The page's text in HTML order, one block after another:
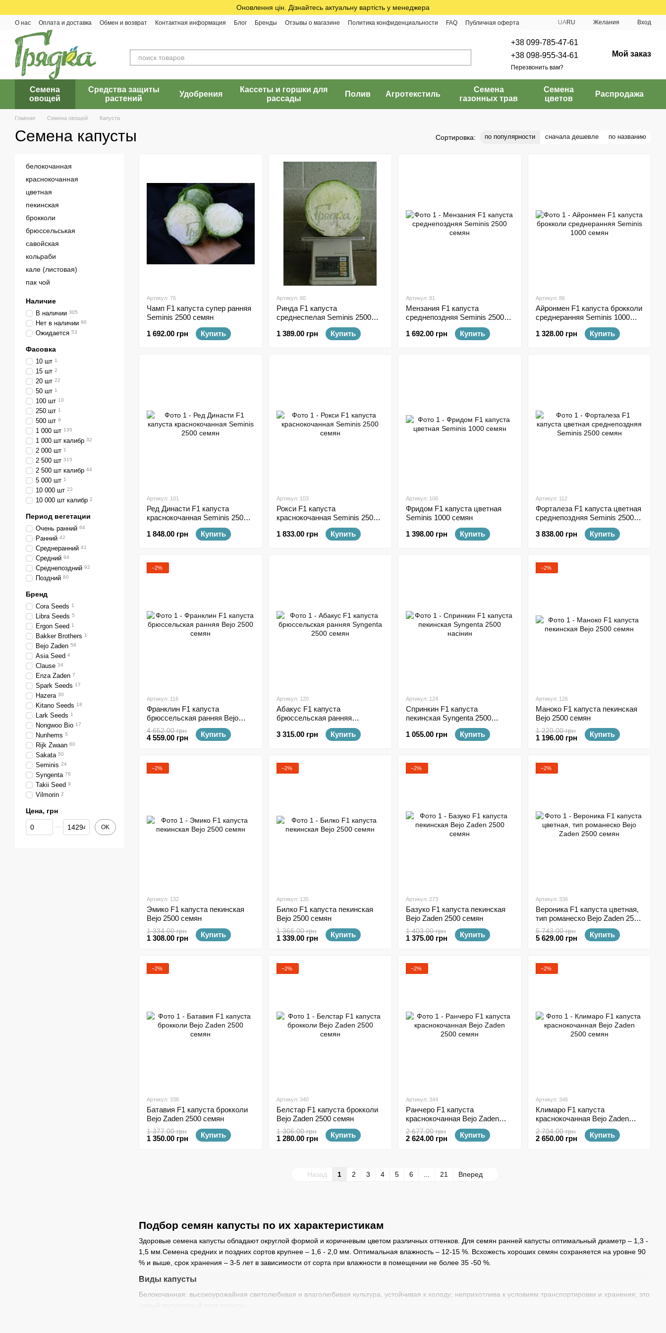
Оновлення цін. Дізнайтесь актуальну вартість у менеджера
О нас Оплата и доставка Обмен и возврат Контактная информация Блог Бренды Отзывы о магазине Политика конфиденциальности FAQ Публичная оферта UARU Желания Вход
+38 099-785-47-61
+38 098-955-34-61
Перезвонить вам?
Мой заказ
Семена
овощей
Средства защиты
растений
Удобрения
Кассеты и горшки для
рассады
Полив Агротекстиль
Семена
газонных трав
Семена
цветов
Распродажа
Главная Семена овощей Капуста
Семена капусты Сортировка: по популярности сначала дешевле по названию
Подбор семян капусты по их характеристикам
Здоровые семена капусты обладают округлой формой и коричневым цветом различных оттенков. Для семян ранней капусты оптимальный диаметр – 1,3 -
1,5 мм.Семена средних и поздних сортов крупнее – 1,6 - 2,0 мм. Оптимальная влажность – 12-15 %. Всхожесть хороших семян сохраняется на уровне 90
% и выше, срок хранения – 3-5 лет в зависимости от сорта при влажности в помещении не более 35 -50 %.
Виды капусты
Белокочанная: высокоурожайная светолюбивая и влаголюбивая культура, устойчивая к холоду; неприхотлива к условиям транспортировки и хранения; это
Артикул: 76
Чамп F1 капуста супер ранняя
Seminis 2500 семян
1 692.00 грн
Купить
Артикул: 80
Ринда F1 капуста
среднеспелая Seminis 2500
1 389.00 грн
Купить
Артикул: 81
Мензания F1 капуста
среднепоздняя Seminis 2500
1 692.00 грн
Купить
Артикул: 86
Айронмен F1 капуста брокколи
среднеранняя Seminis 1000
1 328.00 грн
Купить
Артикул: 101
Ред Династи F1 капуста
краснокочанная Seminis 2500
1 848.00 грн
Купить
Артикул: 103
Рокси F1 капуста
краснокочанная Seminis 2500
1 833.00 грн
Купить
Артикул: 106
Фридом F1 капуста цветная
Seminis 1000 семян
1 398.00 грн
Купить
Артикул: 112
Форталеза F1 капуста цветная
среднепоздняя Seminis 2500
3 838.00 грн
Купить
−2%
Артикул: 116
Франклин F1 капуста
брюссельская ранняя Bejo
2500 семян
4 652.00 грн
4 559.00 грн Купить
Артикул: 120
Абакус F1 капуста
брюссельская ранняя
Syngenta 2500 семян
3 315.00 грн
Купить
Артикул: 124
Спринкин F1 капуста
пекинская Syngenta 2500
1 055.00 грн
Купить
−2%
Артикул: 126
Маноко F1 капуста пекинская
Bejo 2500 семян
1 220.00 грн
1 196.00 грн Купить
−2%
Артикул: 132
Эмико F1 капуста пекинская
Bejo 2500 семян
1 334.00 грн
1 308.00 грн Купить
−2%
Артикул: 135
Билко F1 капуста пекинская
Bejo 2500 семян
1 366.00 грн
1 339.00 грн Купить
−2%
Артикул: 273
Базуко F1 капуста пекинская
Bejo Zaden 2500 семян
1 403.00 грн
1 375.00 грн Купить
−2%
Артикул: 336
Вероника F1 капуста цветная,
тип романеско Bejo Zaden 2500
семян
5 743.00 грн
5 629.00 грн Купить
−2%
Артикул: 338
Батавия F1 капуста брокколи
Bejo Zaden 2500 семян
1 377.00 грн
1 350.00 грн Купить
−2%
Артикул: 340
Белстар F1 капуста брокколи
Bejo Zaden 2500 семян
1 306.00 грн
1 280.00 грн Купить
−2%
Артикул: 344
Ранчеро F1 капуста
краснокочанная Bejo Zaden
2500 семян
2 677.00 грн
2 624.00 грн Купить
−2%
Артикул: 346
Климаро F1 капуста
краснокочанная Bejo Zaden
2500 семян
2 704.00 грн
2 650.00 грн Купить
Назад 1 2 3 4 5 6 21 Вперед
белокочанная
краснокочанная
цветная
пекинская
брокколи
брюссельськая
савойская
кольраби
кале (листовая)
пак чой
Наличие
В наличии 305
Нет в наличии 90
Ожидается 53
Фасовка
10 шт 1
15 шт 2
20 шт 22
50 шт 1
100 шт 10
250 шт 1
500 шт 9
1 000 шт 135
1 000 шт калибр 32
2 000 шт 1
2 500 шт 315
2 500 шт калибр 44
5 000 шт 1
10 000 шт 22
10 000 шт калибр 2
Период вегетации
Очень ранний 64
Ранний 42
Среднеранний 41
Средний 94
Среднепоздний 92
Поздний 80
Бренд
Cora Seeds 1
Libra Seeds 5
Ergon Seed 1
Bakker Brothers 1
Bejo Zaden 58
Asia Seed 4
Clause 34
Enza Zaden 7
Spark Seeds 17
Hazera 30
Kitano Seeds 18
Lark Seeds 1
Nongwoo Bio 17
Nunhems 5
Rijk Zwaan 60
Sakata 50
Seminis 24
Syngenta 76
Takii Seed 9
Vilmorin 2
Цена, грн
От Цена, грн
До Цена, грн OK